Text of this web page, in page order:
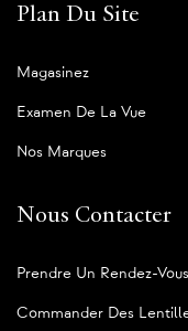
Plan Du Site
Magasinez
Examen De La Vue
Nos Marques
Nous Contacter
Prendre Un Rendez-Vous
Commander Des